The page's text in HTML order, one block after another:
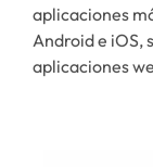
aplicaciones
Android e iOS,
aplicaciones